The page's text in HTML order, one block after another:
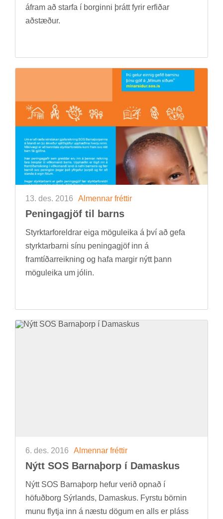
áfram að starfa í borg­inni þrátt fyr­ir erf­ið­ar
að­stæð­ur.
13. des. 2016 Al­menn­ar frétt­ir
Pen­inga­gjöf til barns
Styrktar­for­eldr­ar eiga mögu­leika á því að gefa
styrkt­ar­barni sínu pen­inga­gjöf inn á
fram­tíð­ar­reikn­ing og hafa marg­ir nýtt þann
mögu­leika um jól­in.
6. des. 2016 Al­menn­ar frétt­ir
Nýtt SOS Barna­þorp í Dam­askus
Nýtt SOS Barna­þorp hef­ur ver­ið opn­að í
höf­uð­borg Sýr­lands, Dam­askus. Fyrstu börn­in
munu flytja inn á næstu dög­um en alls er pláss